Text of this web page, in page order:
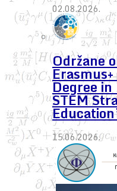
02.08.2026.
Održane
Degree
STEM
15.06.2026.